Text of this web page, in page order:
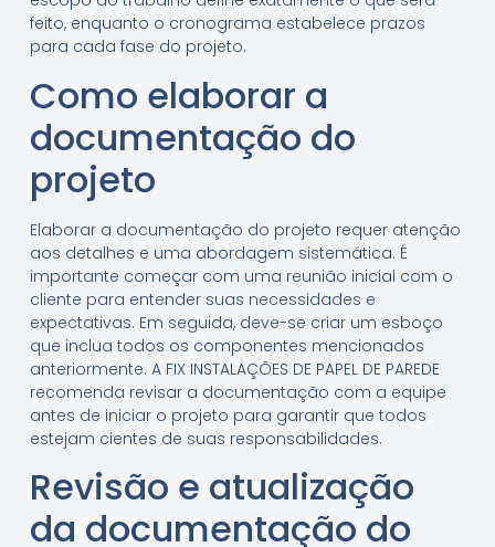
feito, enquanto o cronograma estabelece prazos
para cada fase do projeto.
Como elaborar a
documentação do
projeto
Elaborar a documentação do projeto requer atenção
aos detalhes e uma abordagem sistemática. É
importante começar com uma reunião inicial com o
cliente para entender suas necessidades e
expectativas. Em seguida, deve-se criar um esboço
que inclua todos os componentes mencionados
anteriormente. A FIX INSTALAÇÕES DE PAPEL DE PAREDE
recomenda revisar a documentação com a equipe
antes de iniciar o projeto para garantir que todos
estejam cientes de suas responsabilidades.
Revisão e atualização
da documentação do